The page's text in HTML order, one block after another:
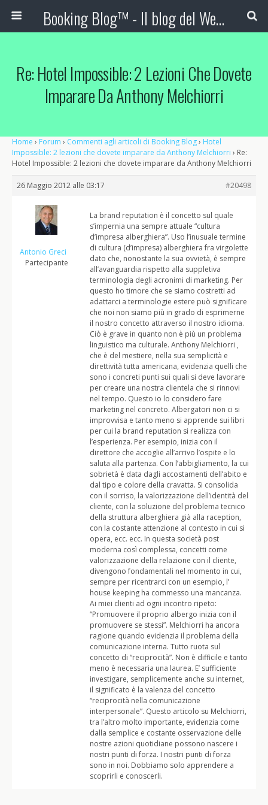
Booking Blog™ - Il blog del Web Marketing Turistico
Re: Hotel Impossible: 2 Lezioni Che Dovete
Imparare Da Anthony Melchiorri
Home › Forum › Commenti agli articoli di Booking Blog› Hotel
Impossible: 2 lezioni che dovete imparare da Anthony Melchiorri › Re:
Hotel Impossible: 2 lezioni che dovete imparare da Anthony Melchiorri
26 Maggio 2012 alle 03:17 #20498
Antonio Greci
Partecipante
La brand reputation è il concetto sul quale
s’impernia una sempre attuale “cultura
d’impresa alberghiera”. Uso l’inusuale termine
di cultura (d’impresa) alberghiera fra virgolette
dato che, nonostante la sua ovvietà, è sempre
all’avanguardia rispetto alla suppletiva
terminologia degli acronimi di marketing. Per
questo ho timore che se siamo costretti ad
adattarci a terminologie estere può significare
che noi non siamo più in grado di esprimerne
il nostro concetto attraverso il nostro idioma.
Ciò è grave in quanto non è più un problema
linguistico ma culturale. Anthony Melchiorri ,
che è del mestiere, nella sua semplicità e
direttività tutta americana, evidenzia quelli che
sono i concreti punti sui quali si deve lavorare
per creare una nostra clientela che si rinnovi
nel tempo. Questo io lo considero fare
marketing nel concreto. Albergatori non ci si
improvvisa e tanto meno si apprende sui libri
per cui la brand reputation si realizza con
l’esperienza. Per esempio, inizia con il
direttore che accoglie all’arrivo l’ospite e lo
saluta alla partenza. Con l’abbigliamento, la cui
sobrietà è data dagli accostamenti dell’abito e
dal tipo e colore della cravatta. Si consolida
con il sorriso, la valorizzazione dell’identità del
cliente, con la soluzione del problema tecnico
della struttura alberghiera già alla raception,
con la costante attenzione al contesto in cui si
opera, ecc. ecc. In questa società post
moderna così complessa, concetti come
valorizzazione della relazione con il cliente,
divengono fondamentali nel momento in cui,
sempre per ricentrarci con un esempio, l’
house keeping ha commesso una mancanza.
Ai miei clienti ad ogni incontro ripeto:
“Promuovere il proprio albergo inizia con il
promuovere se stessi”. Melchiorri ha ancora
ragione quando evidenzia il problema della
comunicazione interna. Tutto ruota sul
concetto di “reciprocità”. Non è difficile e tanto
meno è necessaria una laurea. E’ sufficiente
investigare, semplicemente anche su internet,
il significato è la valenza del concetto
“reciprocità nella comunicazione
interpersonale”. Questo articolo su Melchiorri,
tra l’altro molto importante, evidenzia come
dalla semplice e costante osservazione delle
nostre azioni quotidiane possono nascere i
nostri punti di forza. I nostri punti di forza
sono in noi. Dobbiamo solo apprendere a
scoprirli e conoscerli.